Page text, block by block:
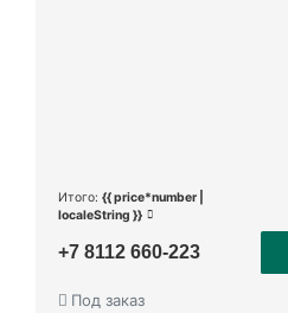
Итого: {{ price*number |
localeString }}
+7 8112 660-223
Под заказ